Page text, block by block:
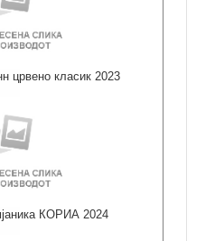
црвено класик 2023
КОРИА 2024